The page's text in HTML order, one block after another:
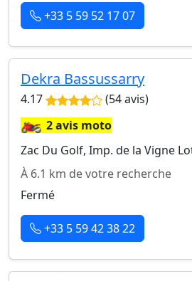
+33 5 59 52 17 07
Dekra Bassussarry
4.17 (54 avis)
🏍️2 avis moto
Zac Du Golf, Imp. de la Vigne
À 6.1 km de votre recherche
Fermé
+33 5 59 42 38 22